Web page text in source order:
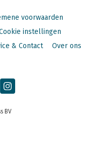
voorwaarden
instellingen
& Contact Over ons
BV